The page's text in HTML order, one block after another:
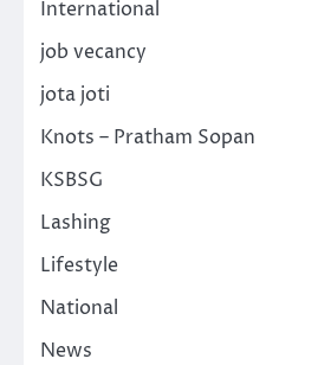
International
job vecancy
jota joti
Knots – Pratham Sopan
KSBSG
Lashing
Lifestyle
National
News